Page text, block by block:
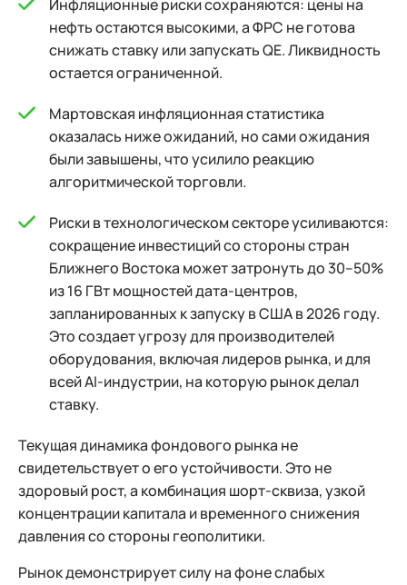
Инфляционные риски сохраняются: цены на
нефть остаются высокими, а ФРС не готова
снижать ставку или запускать QE. Ликвидность
остается ограниченной.
Мартовская инфляционная статистика
оказалась ниже ожиданий, но сами ожидания
были завышены, что усилило реакцию
алгоритмической торговли.
Риски в технологическом секторе усиливаются:
сокращение инвестиций со стороны стран
Ближнего Востока может затронуть до 30–50%
из 16 ГВт мощностей дата-центров,
запланированных к запуску в США в 2026 году.
Это создает угрозу для производителей
оборудования, включая лидеров рынка, и для
всей AI-индустрии, на которую рынок делал
ставку.
Текущая динамика фондового рынка не
свидетельствует о его устойчивости. Это не
здоровый рост, а комбинация шорт-сквиза, узкой
концентрации капитала и временного снижения
давления со стороны геополитики.
Рынок демонстрирует силу на фоне слабых